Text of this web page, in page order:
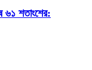
৬১ শতাংশের: